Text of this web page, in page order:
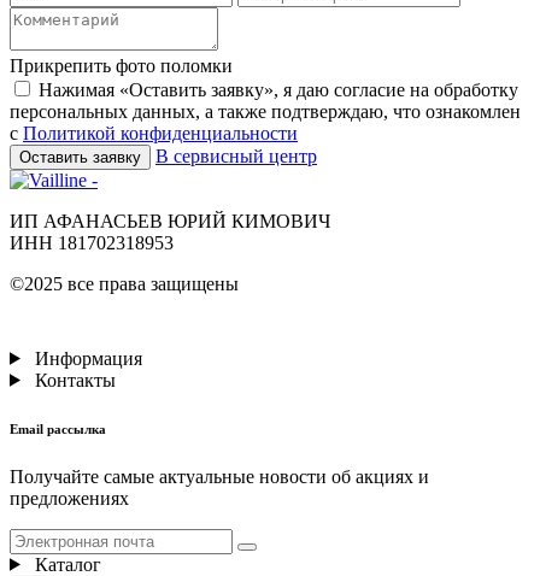
Прикрепить фото поломки
Нажимая «Оставить заявку», я даю согласие на обработку
персональных данных, а также подтверждаю, что ознакомлен
с Политикой конфиденциальности
Оставить заявку В сервисный центр
ИП АФАНАСЬЕВ ЮРИЙ КИМОВИЧ
ИНН 181702318953
©2025 все права защищены
Информация
Контакты
Email рассылка
Получайте самые актуальные новости об акциях и
предложениях
Каталог